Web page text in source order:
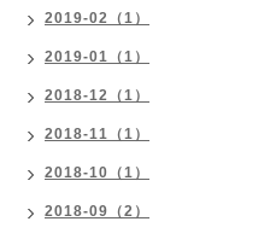
2019-02（1）
2019-01（1）
2018-12（1）
2018-11（1）
2018-10（1）
2018-09（2）